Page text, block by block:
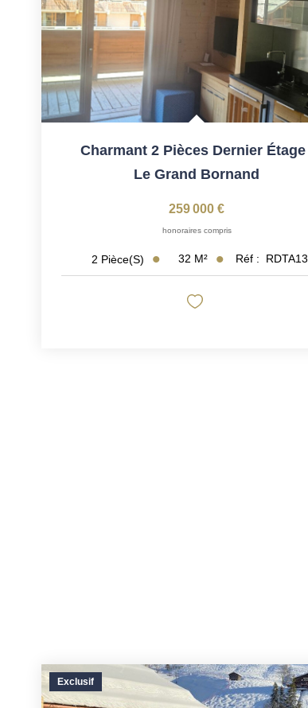
Charmant 2 Pièces Dernier Étage
Le Grand Bornand
259 000 €
honoraires compris
2 Pièce(s) 32 M² Réf : RDTA13
Exclusif